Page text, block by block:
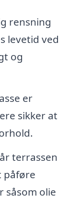
rensning
levetid ved
og
er
sikker at
terrassen
påføre
såsom olie